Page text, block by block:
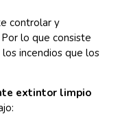
controlar y
lo que consiste
incendios que los
extintor limpio